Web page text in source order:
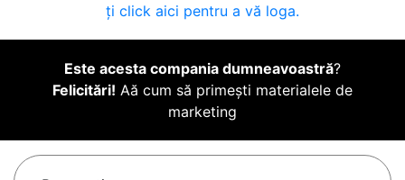
ți click aici pentru a vă loga.
Este acesta compania dumneavoastră?
Felicitări! Aă cum să primești materialele de
marketing